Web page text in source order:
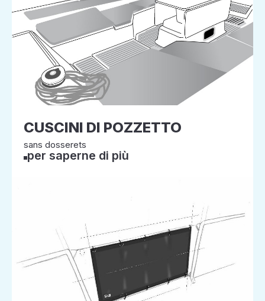
CUSCINI DI POZZETTO
sans dosserets
per saperne di più